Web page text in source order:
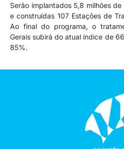
Serão implantados 5,8 milhões
e construídas 107 Estações de
Ao final do programa, o
Gerais subirá do atual índice de
85%.